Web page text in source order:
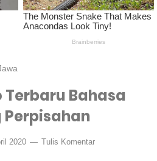
Bahasa
2020 Tulis Komentar